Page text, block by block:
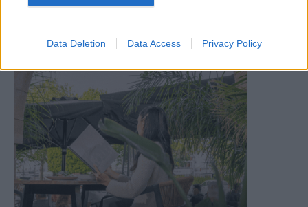
Data Deletion Data Access Privacy Policy